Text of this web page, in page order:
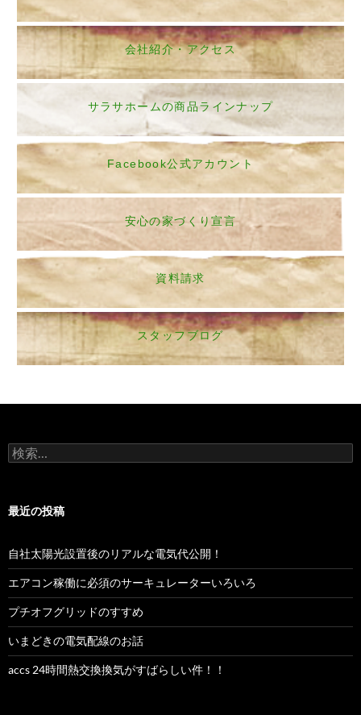
会社紹介・アクセス
サラサホームの商品ラインナップ
Facebook公式アカウント
安心の家づくり宣言
資料請求
スタッフブログ
検
索:
最近の投稿
自社太陽光設置後のリアルな電気代公開！
エアコン稼働に必須のサーキュレーターいろいろ
プチオフグリッドのすすめ
いまどきの電気配線のお話
accs 24時間熱交換換気がすばらしい件！！